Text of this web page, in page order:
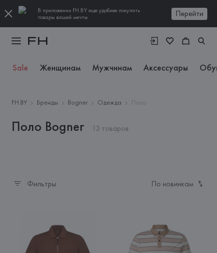
В приложении FH.BY еще удобнее покупать
товары вашей мечты
Перейти
Sale Женщинам Мужчинам Аксессуары
FH.BY Бренды Bogner Одежда Поло
Поло Bogner 13 товаров
Фильтры По новинкам